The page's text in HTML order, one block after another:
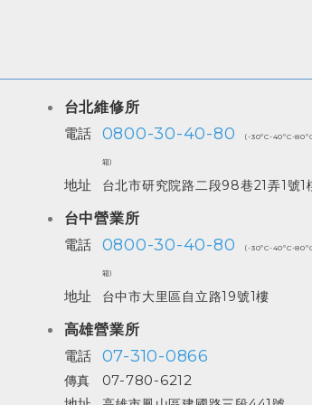
台北維修所
電話
0800-30-40-80 (-30ºC-40ºC-
箱)
地址 台北市研究院路二段98巷21弄1號1
台中營業所
電話
0800-30-40-80 (-30ºC-40ºC-
箱)
地址 台中市大里區自立路19號1樓
高雄營業所
電話
07-310-0866
傳真
07-780-6212